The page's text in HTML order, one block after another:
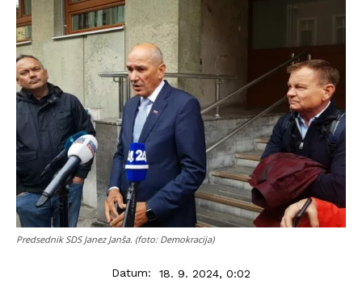
Predsednik SDS Janez Janša. (foto: Demokracija)
Datum: 18. 9. 2024, 0:02